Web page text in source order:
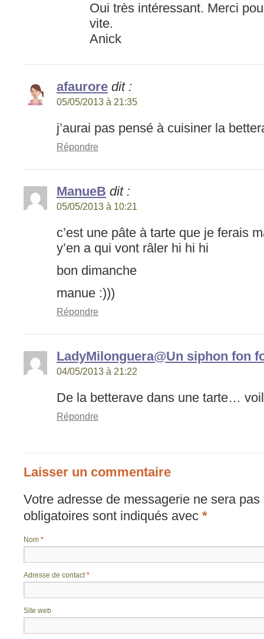
Oui très intéressant. Merci
vite.
Anick
afaurore dit :
05/05/2013 à 21:35
j’aurai pas pensé à cuisiner la
Répondre
ManueB dit :
05/05/2013 à 10:21
c’est une pâte à tarte que je ferais
y’en a qui vont râler hi hi hi
bon dimanche
manue :)))
Répondre
LadyMilonguera@Un siphon fon
04/05/2013 à 21:22
De la betterave dans une tarte…
Répondre
Laisser un commentaire
Votre adresse de messagerie ne sera pas
obligatoires sont indiqués avec *
Nom *
Adresse de contact*
Site web